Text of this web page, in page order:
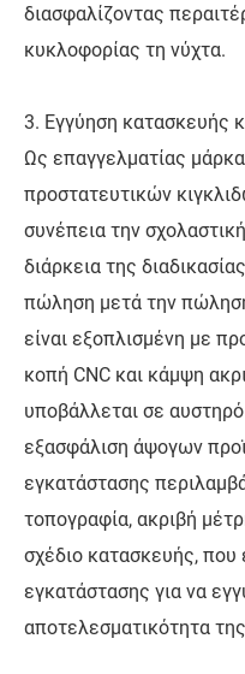
διασφαλίζοντας
κυκλοφορίας τη νύχτα.
3. Εγγύηση κατασκευής
Ως επαγγελματίας
προστατευτικών
συνέπεια την
διάρκεια της
πώληση μετά την
είναι εξοπλισμένη με
κοπή CNC και κάμψη
υποβάλλεται σε
εξασφάλιση άψογων
εγκατάστασης
τοπογραφία, ακριβή
σχέδιο κατασκευής, που
εγκατάστασης για να
αποτελεσματικότητα